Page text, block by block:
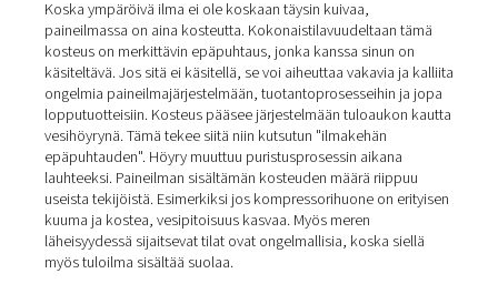
Miksi kosteus on suurin
epäpuhtaus paineilmassa
Koska ympäröivä ilma ei ole koskaan täysin kuivaa,
paineilmassa on aina kosteutta.
kosteus on merkittävin epäpuhtaus, jonka kanssa
käsiteltävä. Jos sitä ei käsitellä, se voi aiheuttaa
ongelmia paineilmajärjestelmään,